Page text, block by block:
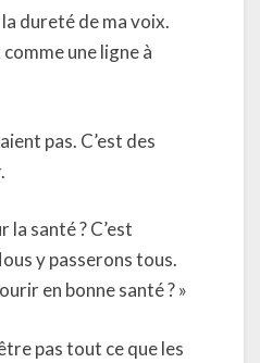
la dureté de ma voix.
une ligne à
pas. C’est des
la santé ? C’est
y passerons tous.
en bonne santé ? »
pas tout ce que les